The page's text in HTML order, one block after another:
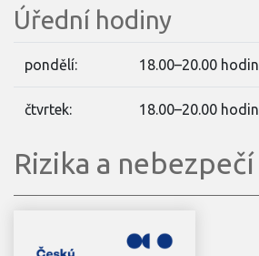
Úřední hodiny
pondělí: 18.00–20.00 hodin
čtvrtek: 18.00–20.00 hodin
Rizika a nebezpečí